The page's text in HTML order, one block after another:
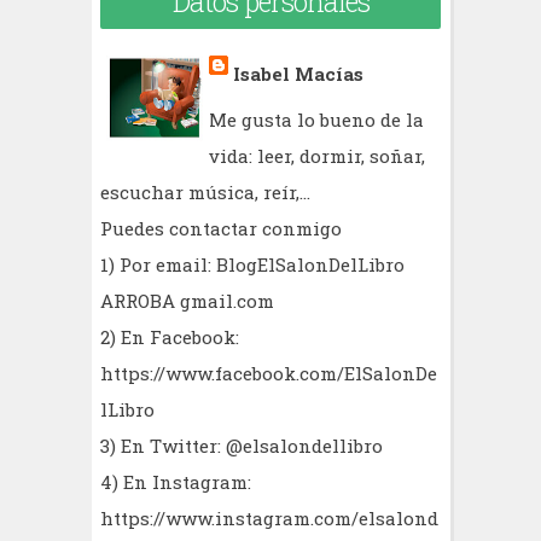
Isabel Macías
Me gusta lo bueno de la
vida: leer, dormir, soñar,
escuchar música, reír,...
Puedes contactar conmigo
1) Por email: BlogElSalonDelLibro
ARROBA gmail.com
2) En Facebook:
https://www.facebook.com/ElSalonDe
lLibro
3) En Twitter: @elsalondellibro
4) En Instagram:
https://www.instagram.com/elsalond